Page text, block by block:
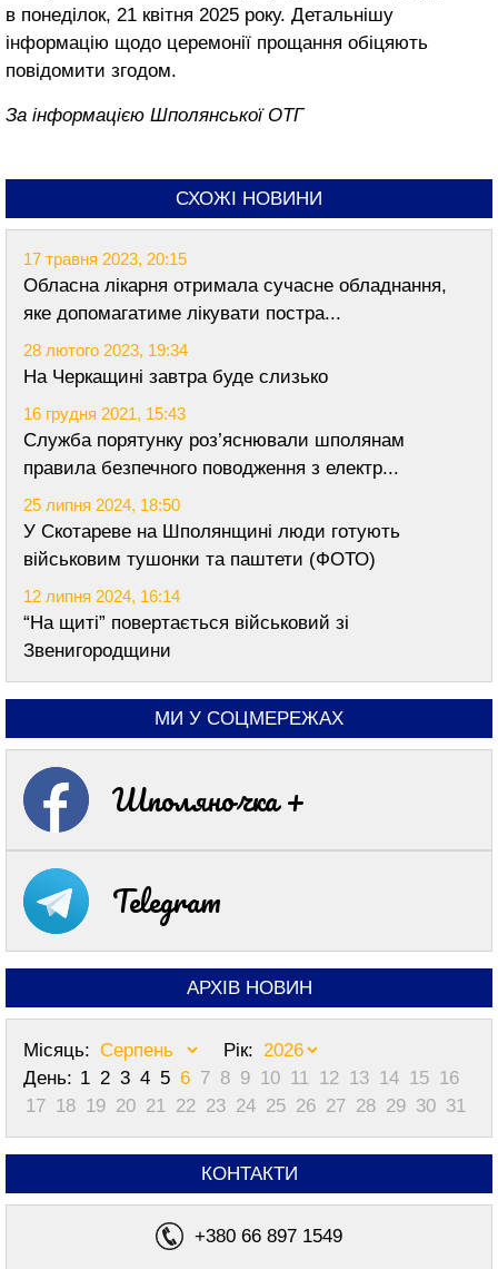
в понеділок, 21 квітня 2025 року. Детальнішу
інформацію щодо церемонії прощання обіцяють
повідомити згодом.
За інформацією Шполянської ОТГ
СХОЖІ НОВИНИ
17 травня 2023, 20:15
Обласна лікарня отримала сучасне обладнання,
яке допомагатиме лікувати постра...
28 лютого 2023, 19:34
На Черкащині завтра буде слизько
16 грудня 2021, 15:43
Служба порятунку роз’яснювали шполянам
правила безпечного поводження з електр...
25 липня 2024, 18:50
У Скотареве на Шполянщині люди готують
військовим тушонки та паштети (ФОТО)
12 липня 2024, 16:14
“На щиті” повертається військовий зі
Звенигородщини
МИ У СОЦМЕРЕЖАХ
Шполяночка +
Telegram
АРХІВ НОВИН
Місяць:
Рік:
День: 1 2 3 4 5 6 7 8 9 10 11 12 13 14 15 16
17 18 19 20 21 22 23 24 25 26 27 28 29 30 31
КОНТАКТИ
+380 66 897 1549